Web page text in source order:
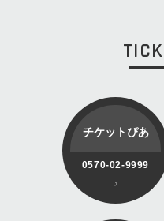
チケットぴあ
0570-02-9999